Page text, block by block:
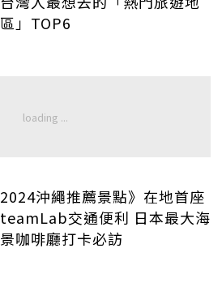
區」TOP6
2024沖繩推薦景點》在地首座
teamLab交通便利 日本最大海
景咖啡廳打卡必訪